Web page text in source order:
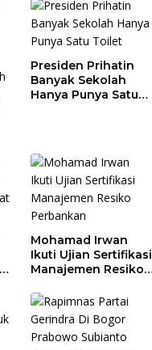
Presiden Prihatin
Banyak Sekolah
Hanya Punya Satu
Mohamad Irwan
Ikuti Ujian Sertifikasi
Manajemen Resiko